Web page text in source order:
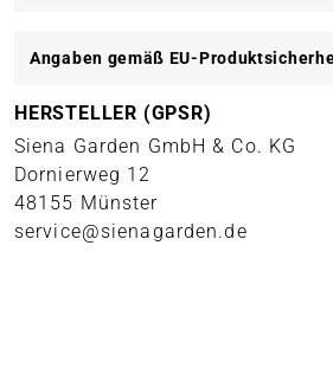
Angaben gemäß EU-
HERSTELLER (GPSR)
Siena Garden GmbH & Co. KG
Dornierweg 12
48155 Münster
service@sienagarden.de